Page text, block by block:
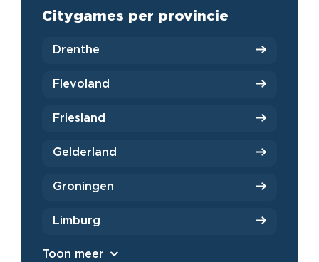
Citygames per provincie
Drenthe
Flevoland
Friesland
Gelderland
Groningen
Limburg
Toon meer